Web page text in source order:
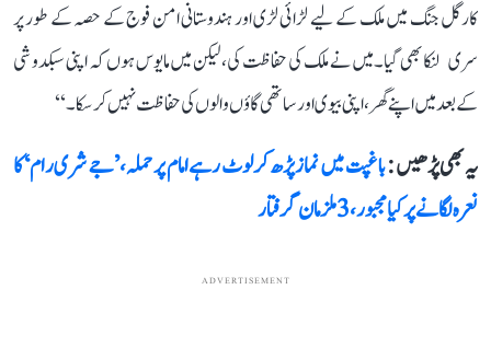
کارگل جنگ میں ملک کے لیے لڑائی لڑی اور ہندوستانی امن فوج کے حصہ کے طور پر
سری لنکا بھی گیا۔ میں نے ملک کی حفاظت کی، لیکن میں مایوس ہوں کہ اپنی سبکدوشی
کے بعد میں اپنے گھر، اپنی بیوی اور ساتھی گاؤں والوں کی حفاظت نہیں کر سکا۔‘‘
یہ بھی پڑھیں :باغپت میں نماز پڑھ کر لوٹ رہے امام پر حملہ، ’جے شری رام‘ کا
نعرہ لگانے پر کیا مجبور، 3 ملزمان گرفتار
ADVERTISEMENT